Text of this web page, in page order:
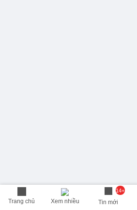
Trang chủ Xem nhiều
14+
Tin mới